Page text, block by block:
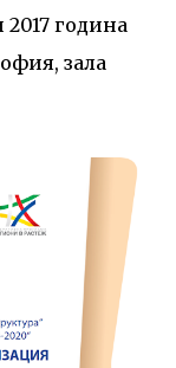
година
зала